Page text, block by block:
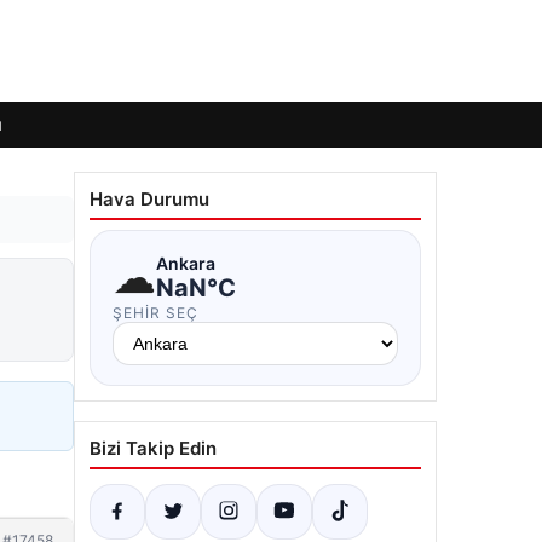
Hava Durumu
☁Ankara
NaN°C
ŞEHIR SEÇ
Bizi Takip Edin